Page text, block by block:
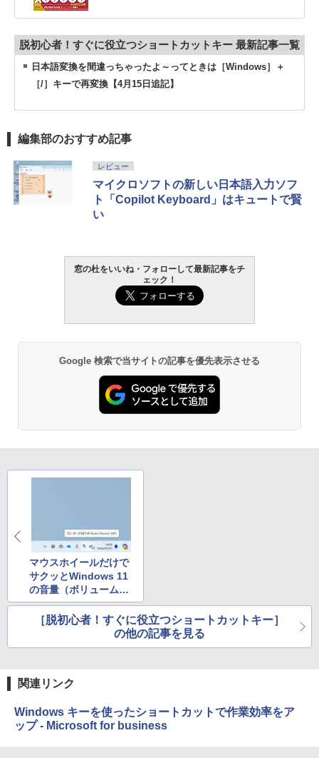
脱初心者！すぐに役立つショートカットキー 最新記事一覧
日本語変換を間違っちゃったよ～ってときは［Windows］＋
［/］キーで再変換【4月15日追記】
編集部のおすすめ記事
レビュー
マイクロソフトの新しい日本語入力ソフ
ト「Copilot Keyboard」はキュートで賢
い
窓の杜をいいね・フォローして最新記事をチ
ェック！
Google 検索で当サイトの記事を優先表示させる
マウスホイールだけで
サクッとWindows 11
の音量（ボリューム）
を調整する方法
［脱初心者！すぐに役立つショートカットキー］
の他の記事を見る
関連リンク
Windows キーを使ったショートカットで作業効率をア
ップ - Microsoft for business